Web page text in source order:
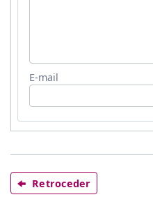
E-mail
Retroceder